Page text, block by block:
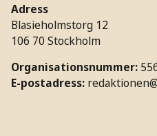
Adress
Blasieholmstorg 12
106 70 Stockholm
Organisationsnummer:
E-postadress: